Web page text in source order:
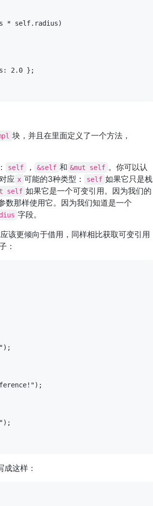
* self.radius)
2.0 };
块，并且在里面定义了一个方法，
self ， &self 和 &mut self 。你可以认
应 x 可能的3种类型： self 如果它只是栈
self 如果它是一个可变引用。因为我们的
数那样使用它。因为我们知道是一个
字段。
该更倾向于借用，同样相比获取可变引用
：
这样：